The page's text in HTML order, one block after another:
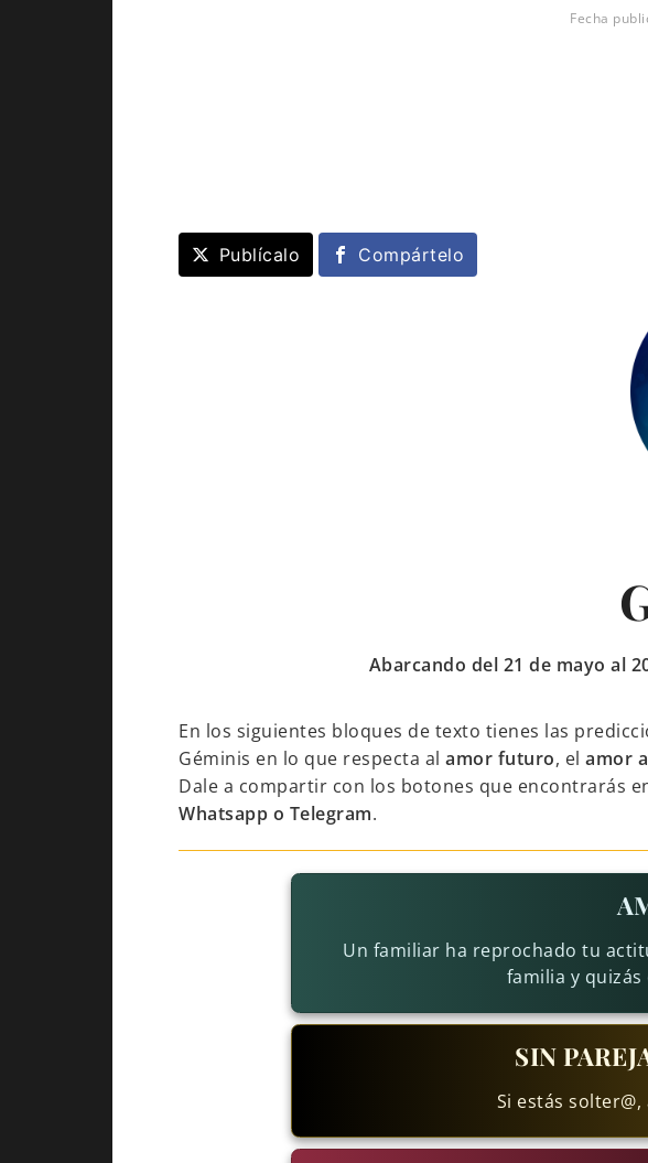
Fecha
Publícalo Compártelo
Abarcando del 21 de mayo al
En los siguientes bloques de texto tienes las
Géminis en lo que respecta al amor futuro, el amor
Dale a compartir con los botones que encontrarás
Whatsapp o Telegram.
Un familiar ha reprochado tu
familia y
SIN
Si estás